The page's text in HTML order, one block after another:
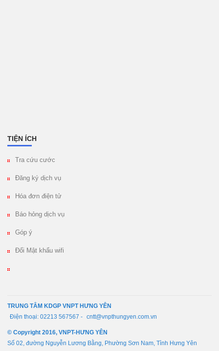
TIỆN ÍCH
Tra cứu cước
Đăng ký dịch vụ
Hóa đơn điện tử
Báo hỏng dịch vụ
Góp ý
Đổi Mật khẩu wifi
TRUNG TÂM KDGP VNPT HƯNG YÊN
Điện thoại: 02213 567567 - cntt@vnpthungyen.com.vn
© Copyright 2016, VNPT-HƯNG YÊN
Số 02, đường Nguyễn Lương Bằng, Phường Sơn Nam, Tỉnh Hưng Yên